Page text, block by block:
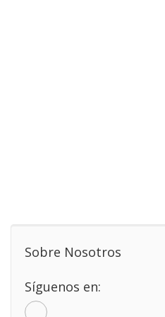
Sobre Nosotros
Síguenos en: